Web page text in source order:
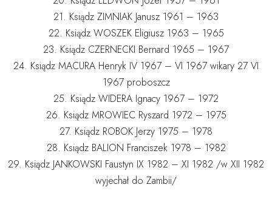
21. Ksiądz ZIMNIAK Janusz 1961 – 1963
22. Ksiądz WOSZEK Eligiusz 1963 – 1965
23. Ksiądz CZERNECKI Bernard 1965 – 1967
24. Ksiądz MACURA Henryk IV 1967 – VI 1967 wikary 27 VI
1967 proboszcz
25. Ksiądz WIDERA Ignacy 1967 – 1972
26. Ksiądz MROWIEC Ryszard 1972 – 1975
27. Ksiądz ROBOK Jerzy 1975 – 1978
28. Ksiądz BALION Franciszek 1978 – 1982
29. Ksiądz JANKOWSKI Faustyn IX 1982 – XI 1982 /w XII 1982
wyjechał do Zambii/